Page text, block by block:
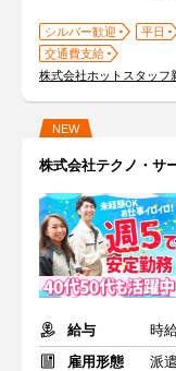
シルバー歓迎 平日
交通費支給
株式会社ホットスタッフ
NEW
株式会社テクノ・サ
給与
時
雇用形態
派